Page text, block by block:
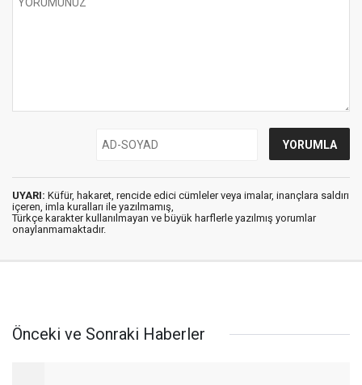
UYARI: Küfür, hakaret, rencide edici cümleler veya imalar, inançlara saldırı
içeren, imla kuralları ile yazılmamış,
Türkçe karakter kullanılmayan ve büyük harflerle yazılmış yorumlar
onaylanmamaktadır.
Önceki ve Sonraki Haberler